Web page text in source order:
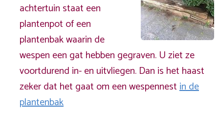
achtertuin staat een
plantenpot of een
plantenbak waarin de
wespen een gat hebben gegraven. U ziet ze
voortdurend in- en uitvliegen. Dan is het haast
zeker dat het gaat om een wespennestin de
plantenbak